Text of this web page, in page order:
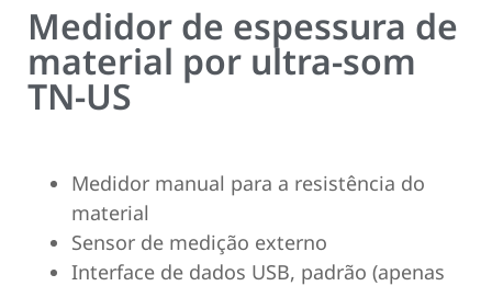
Medidor de espessura de
material por ultra-som
TN-US
Medidor manual para a resistência do
material
Sensor de medição externo
Interface de dados USB, padrão (apenas